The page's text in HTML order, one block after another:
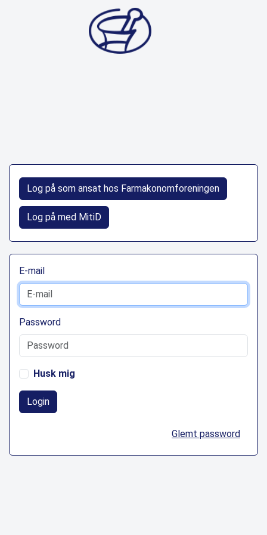
Log på som ansat hos Farmakonomforeningen
Log på med MitiD
E-mail
Password
Husk mig
Login
Glemt password